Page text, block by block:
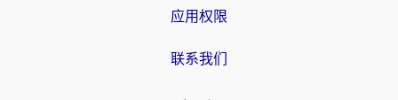
应用权限
联系我们